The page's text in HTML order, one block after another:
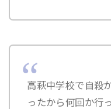
高萩中学校で自殺
ったから何回か行